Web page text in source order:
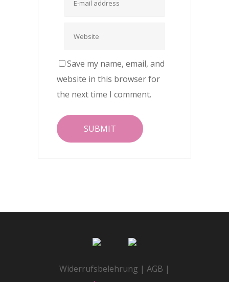
Save my name, email, and
website in this browser for
the next time I comment.
Widerrufsbelehrung | AGB |